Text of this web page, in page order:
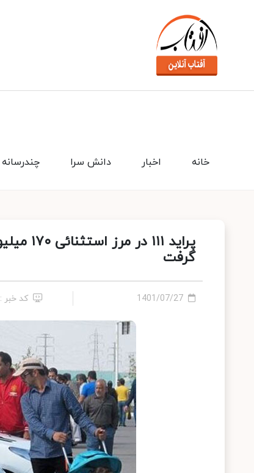
دانش سرا اخبار خانه
پراید
گرفت
1401/07/27 کد خبر : 10257